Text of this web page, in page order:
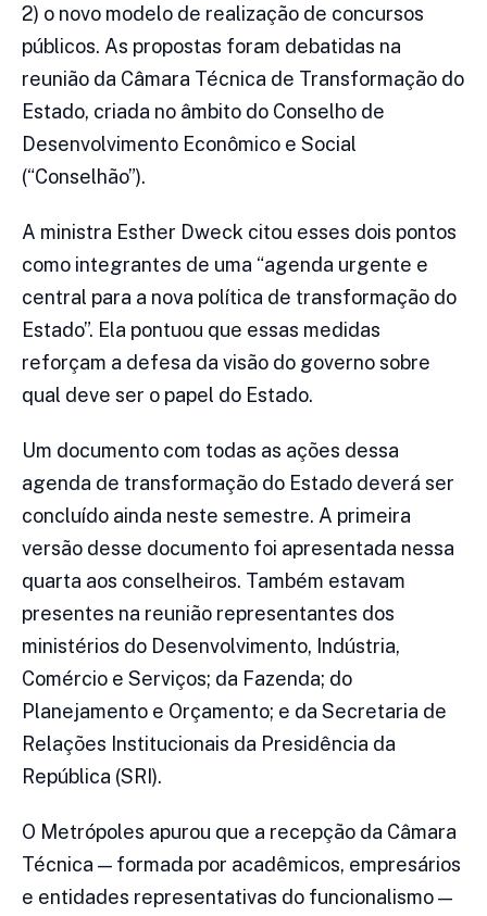
2) o novo modelo de realização de concursos
públicos. As propostas foram debatidas na
reunião da Câmara Técnica de Transformação do
Estado, criada no âmbito do Conselho de
Desenvolvimento Econômico e Social
(“Conselhão”).
A ministra Esther Dweck citou esses dois pontos
como integrantes de uma “agenda urgente e
central para a nova política de transformação do
Estado”. Ela pontuou que essas medidas
reforçam a defesa da visão do governo sobre
qual deve ser o papel do Estado.
Um documento com todas as ações dessa
agenda de transformação do Estado deverá ser
concluído ainda neste semestre. A primeira
versão desse documento foi apresentada nessa
quarta aos conselheiros. Também estavam
presentes na reunião representantes dos
ministérios do Desenvolvimento, Indústria,
Comércio e Serviços; da Fazenda; do
Planejamento e Orçamento; e da Secretaria de
Relações Institucionais da Presidência da
República (SRI).
O Metrópoles apurou que a recepção da Câmara
Técnica — formada por acadêmicos, empresários
e entidades representativas do funcionalismo —